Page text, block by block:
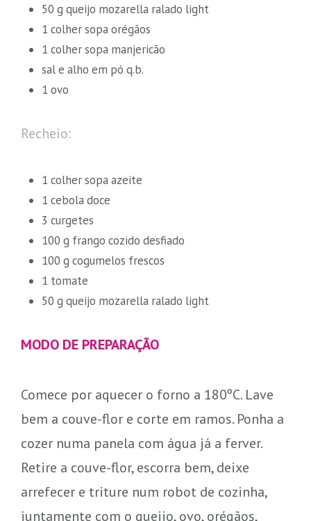
50 g queijo mozarella ralado light
1 colher sopa orégãos
1 colher sopa manjericão
sal e alho em pó q.b.
1 ovo
Recheio:
1 colher sopa azeite
1 cebola doce
3 curgetes
100 g frango cozido desfiado
100 g cogumelos frescos
1 tomate
50 g queijo mozarella ralado light
MODO DE PREPARAÇÃO
Comece por aquecer o forno a 180ºC. Lave
bem a couve-flor e corte em ramos. Ponha a
cozer numa panela com água já a ferver.
Retire a couve-flor, escorra bem, deixe
arrefecer e triture num robot de cozinha,
juntamente com o queijo, ovo, orégãos,